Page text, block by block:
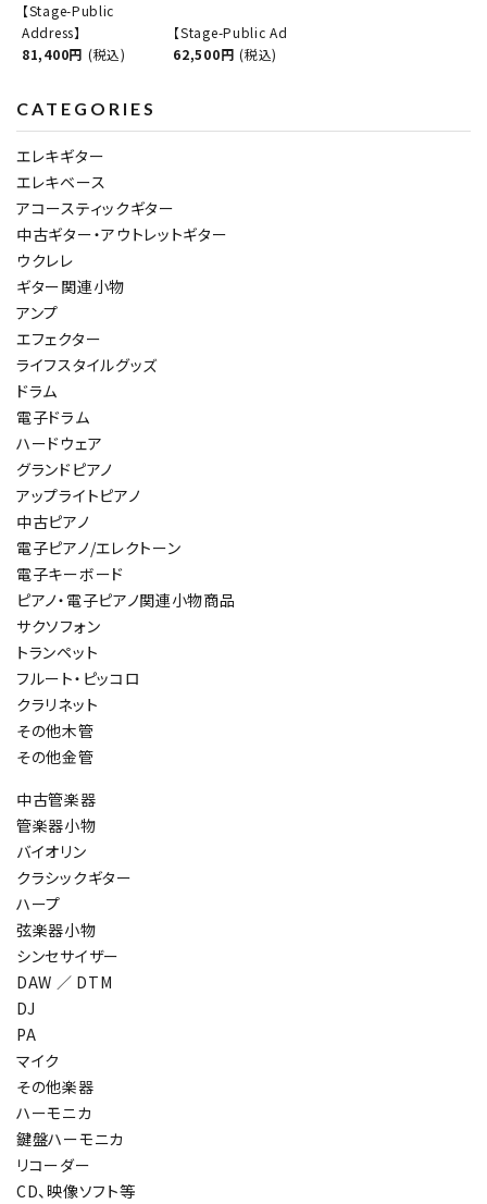
【Stage-Public
Address】
81,400円 (税込)
【Stage-Public Ad
62,500円 (税込)
CATEGORIES
エレキギター
エレキベース
アコースティックギター
中古ギター・アウトレットギター
ウクレレ
ギター関連小物
アンプ
エフェクター
ライフスタイルグッズ
ドラム
電子ドラム
ハードウェア
グランドピアノ
アップライトピアノ
中古ピアノ
電子ピアノ/エレクトーン
電子キーボード
ピアノ・電子ピアノ関連小物商品
サクソフォン
トランペット
フルート・ピッコロ
クラリネット
その他木管
その他金管
中古管楽器
管楽器小物
バイオリン
クラシックギター
ハープ
弦楽器小物
シンセサイザー
DAW ／ DTM
DJ
PA
マイク
その他楽器
ハーモニカ
鍵盤ハーモニカ
リコーダー
CD、映像ソフト等